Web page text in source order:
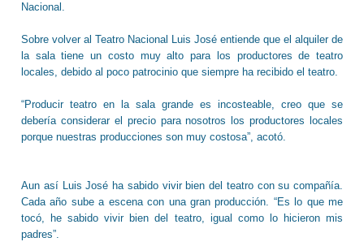
Nacional.
Sobre volver al Teatro Nacional Luis José entiende que el alquiler de
la sala tiene un costo muy alto para los productores de teatro
locales, debido al poco patrocinio que siempre ha recibido el teatro.
“Producir teatro en la sala grande es incosteable, creo que se
debería considerar el precio para nosotros los productores locales
porque nuestras producciones son muy costosa”, acotó.
Aun así Luis José ha sabido vivir bien del teatro con su compañía.
Cada año sube a escena con una gran producción. “Es lo que me
tocó, he sabido vivir bien del teatro, igual como lo hicieron mis
padres”.